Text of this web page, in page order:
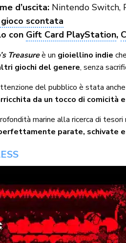
d’uscita: Nintendo Switch,
gioco scontata
con Gift Card PlayStation,
Treasureè un gioiellino indie
giochi del genere, senza
del pubblico è stata anche
da un tocco di comicità
marine alla ricerca di
parate, schivate